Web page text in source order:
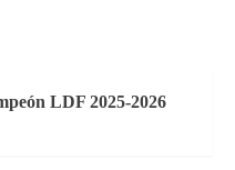
LDF 2025-2026